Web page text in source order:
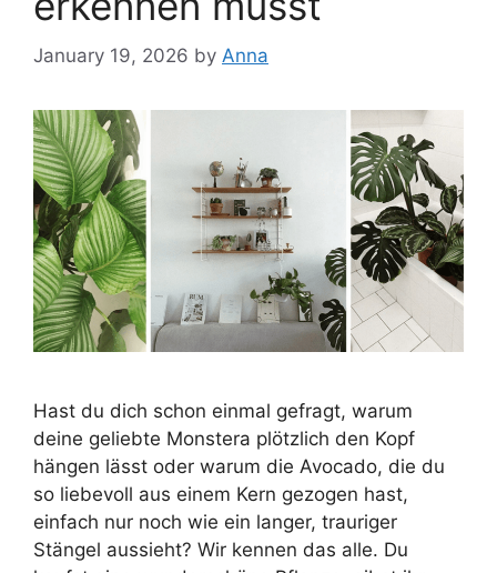
January 19, 2026 by Anna
Hast du dich schon einmal gefragt, warum
deine geliebte Monstera plötzlich den Kopf
hängen lässt oder warum die Avocado, die du
so liebevoll aus einem Kern gezogen hast,
einfach nur noch wie ein langer, trauriger
Stängel aussieht? Wir kennen das alle. Du